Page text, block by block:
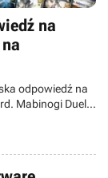
na
odpowiedź na
Mabinogi Duel
z